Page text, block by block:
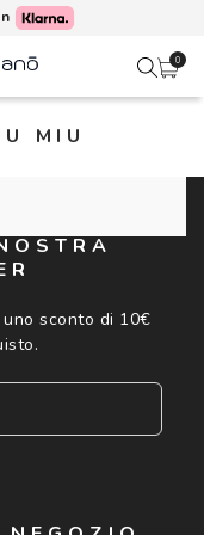
0
MIU
sconto di 10€